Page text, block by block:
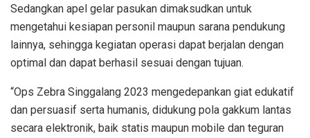
Sedangkan apel gelar pasukan dimaksudkan untuk
mengetahui kesiapan personil maupun sarana pendukung
lainnya, sehingga kegiatan operasi dapat berjalan dengan
optimal dan dapat berhasil sesuai dengan tujuan.
“Ops Zebra Singgalang 2023 mengedepankan giat edukatif
dan persuasif serta humanis, didukung pola gakkum lantas
secara elektronik, baik statis maupun mobile dan teguran